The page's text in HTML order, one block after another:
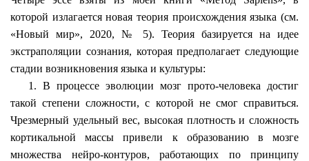
которой излагается новая теория происхождения языка (см.
«Новый мир», 2020, № 5). Теория базируется на идее
экстраполяции сознания, которая предполагает следующие
стадии возникновения языка и культуры:
1. В процессе эволюции мозгпрото-человека достиг
такой степени сложности, с которой не смог справиться.
Чрезмерный удельный вес, высокая плотность и сложность
кортикальной массы привели к образованию в мозге
множества нейро-контуров, работающих по принципу